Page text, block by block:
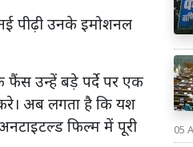
नई पीढ़ी उनके इमोशनल
फैंस उन्हें बड़े पर्दे पर एक
अब लगता है कि यश
फिल्म में पूरी
05